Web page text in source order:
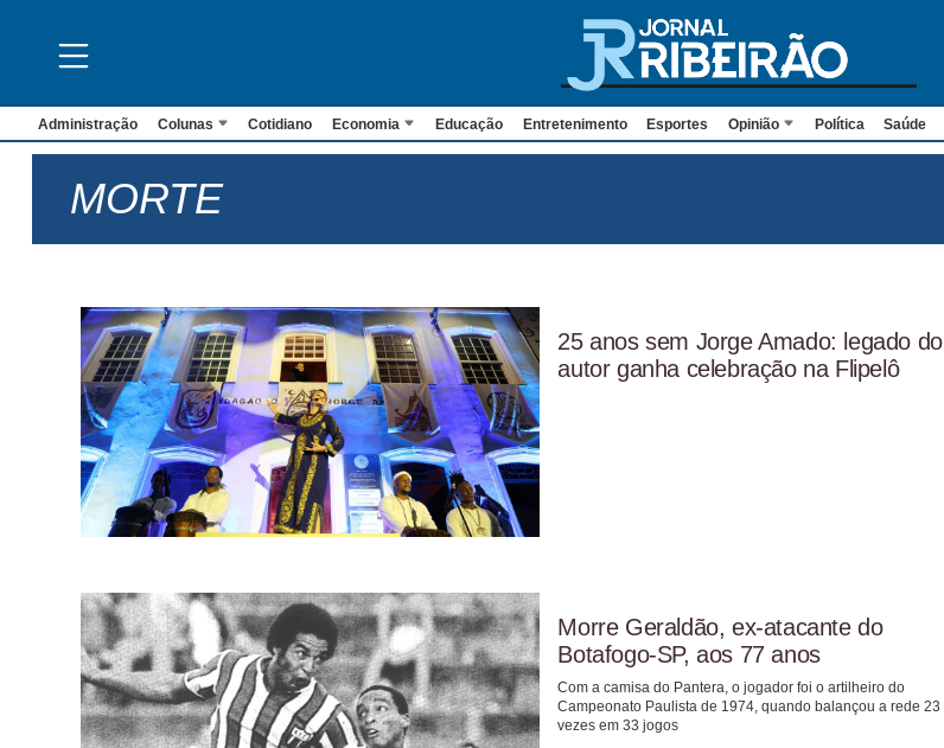
Administração Colunas Cotidiano Economia Educação Entretenimento Esportes Opinião Política Saúde
MORTE
25 anos sem Jorge Amado: legado do
autor ganha celebração na Flipelô
Morre Geraldão, ex-atacante do
Botafogo-SP, aos 77 anos
Com a camisa do Pantera, o jogador foi o artilheiro do
Campeonato Paulista de 1974, quando balançou a rede 23
vezes em 33 jogos